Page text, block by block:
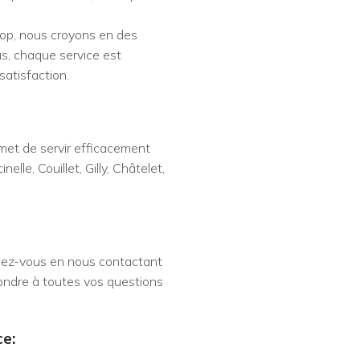
nous croyons en des
chaque service est
de servir efficacement
Couillet, Gilly, Châtelet,
vous en nous contactant
à toutes vos questions